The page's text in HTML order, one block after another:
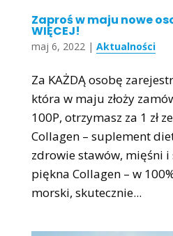
Zaproś w maju nowe
WIĘCEJ!
maj 6, 2022| Aktualności
Za KAŻDĄ osobę
która w maju złoży
100P, otrzymasz za 1 zł
Collagen – suplement
zdrowie stawów, mięśni
piękna Collagen – w
morski, skutecznie...